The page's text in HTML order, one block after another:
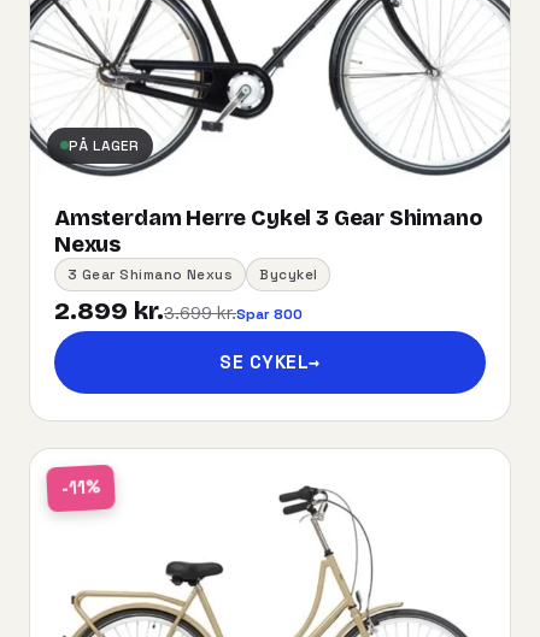
PÅ LAGER
Amsterdam Herre Cykel 3 Gear Shimano
Nexus
3 Gear Shimano Nexus Bycykel
2.899 kr.3.699 kr.Spar 800
SE CYKEL→
-11%